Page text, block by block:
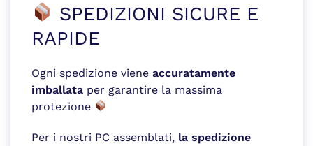
SPEDIZIONI SICURE E
RAPIDE
Ogni spedizione viene accuratamente
imballata per garantire la massima
protezione
Per i nostri PC assemblati, la spedizione